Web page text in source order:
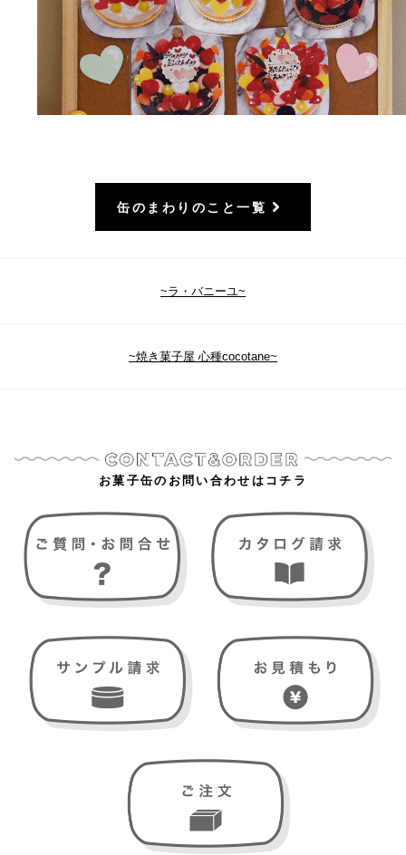
缶のまわりのこと一覧
~ラ・バニーユ~
~焼き菓子屋 心種cocotane~
お菓子缶のお問い合わせはコチラ